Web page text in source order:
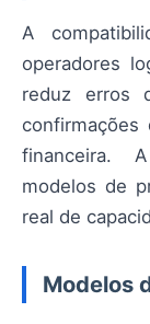
A
operadores
reduz erros
confirmações
financeira.
modelos de
real de
Modelos